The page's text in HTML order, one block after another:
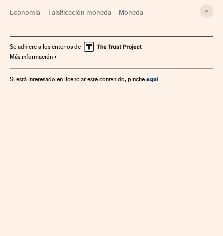
Economía Falsificación moneda Moneda
Se adhiere a los criterios de
Más información
Si está interesado en licenciar este contenido, pinche aquí